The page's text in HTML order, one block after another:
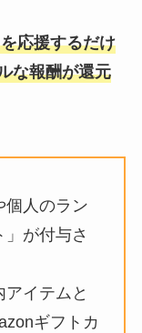
応援するだけ
な報酬が還元
個⼈のラン
が付与さ
イテムと
ギフトカ